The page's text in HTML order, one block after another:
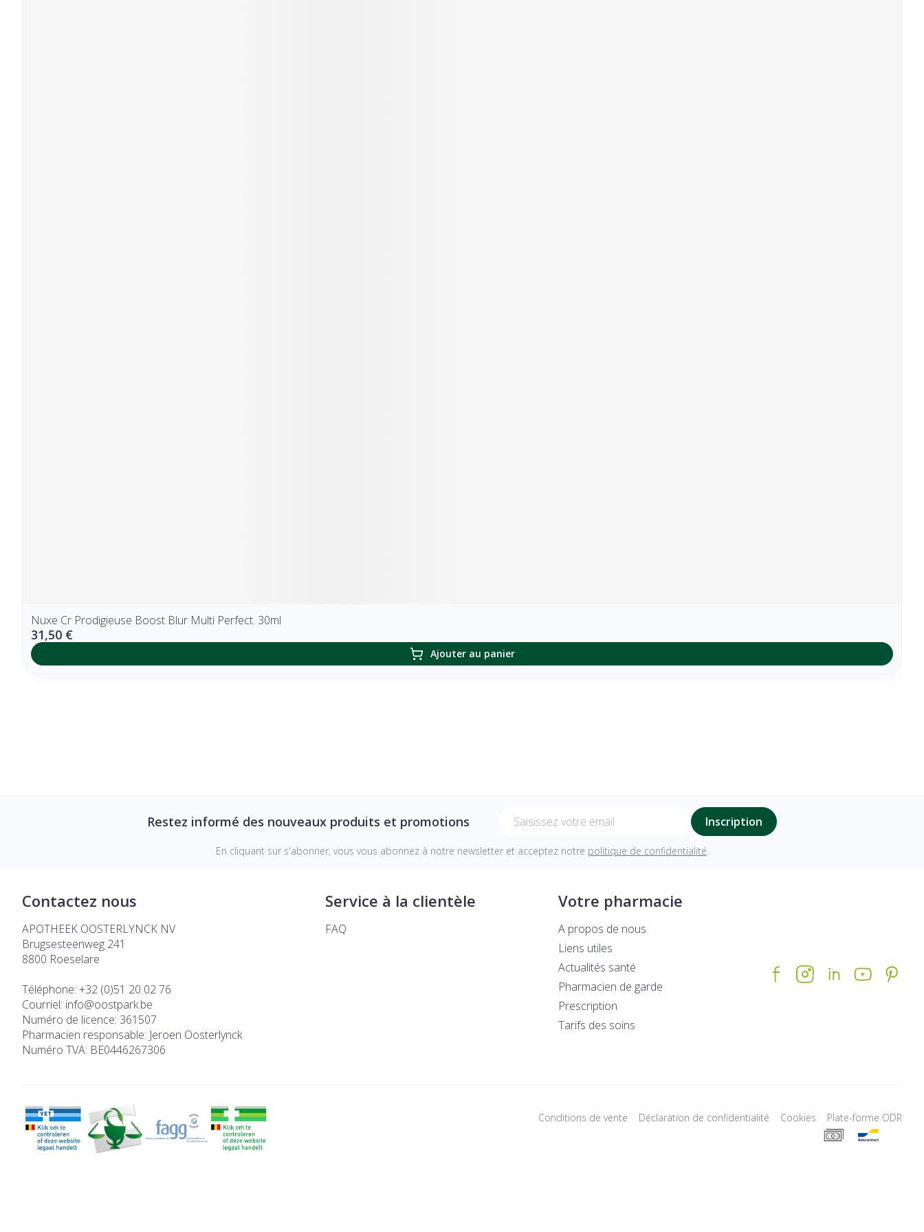
Nuxe Cr Prodigieuse Boost Blur Multi Perfect. 30ml
31,50 €
Ajouter au panier
Restez informé des nouveaux produits et promotions Inscription
En cliquant sur s'abonner, vous vous abonnez à notre newsletter et acceptez notre politique de confidentialité.
Contactez nous
APOTHEEK OOSTERLYNCK NV
Brugsesteenweg 241
8800 Roeselare
Téléphone: +32 (0)51 20 02 76
Courriel: info@oostpark.be
Numéro de licence: 361507
Pharmacien responsable: Jeroen Oosterlynck
Numéro TVA: BE0446267306
Service à la clientèle
FAQ
Votre pharmacie
A propos de nous
Liens utiles
Actualités santé
Pharmacien de garde
Prescription
Tarifs des soins
Conditions de vente Déclaration de confidentialité Cookies Plate-forme ODR